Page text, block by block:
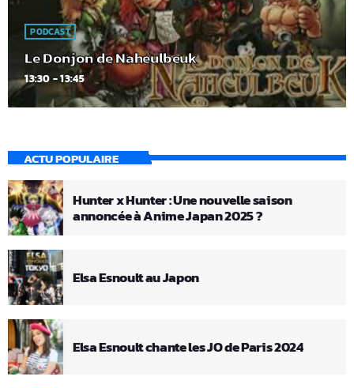
PODCAST
Le Donjon de Naheulbeuk
13:30 - 13:45
ACTU POPULAIRE
Hunter x Hunter : Une nouvelle saison
annoncée à Anime Japan 2025 ?
Elsa Esnoult au Japon
Elsa Esnoult chante les JO de Paris 2024